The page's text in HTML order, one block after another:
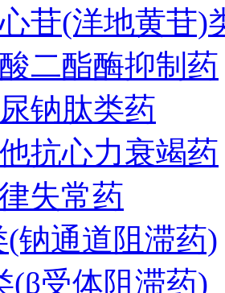
苷(洋地黄苷)
二酯酶抑制药
钠肽类药
抗心力衰竭药
失常药
(钠通道阻滞药)
(β受体阻滞药)